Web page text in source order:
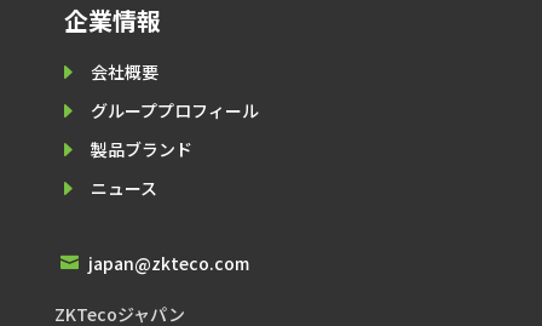
企業情報
E 会社概要
E グループプロフィール
E 製品ブランド
E ニュース
 japan@zkteco.com
ZKTecoジャパン